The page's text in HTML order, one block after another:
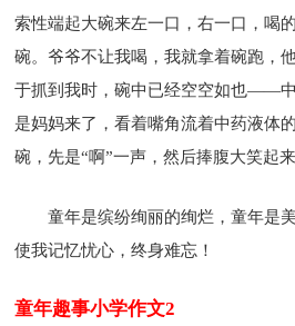
索性端起大碗来左一口，右一口，喝
碗。爷爷不让我喝，我就拿着碗跑，
于抓到我时，碗中已经空空如也——
是妈妈来了，看着嘴角流着中药液体
碗，先是“啊”一声，然后捧腹大笑起
童年是缤纷绚丽的绚烂，童年是
使我记忆忧心，终身难忘！
童年趣事小学作文2